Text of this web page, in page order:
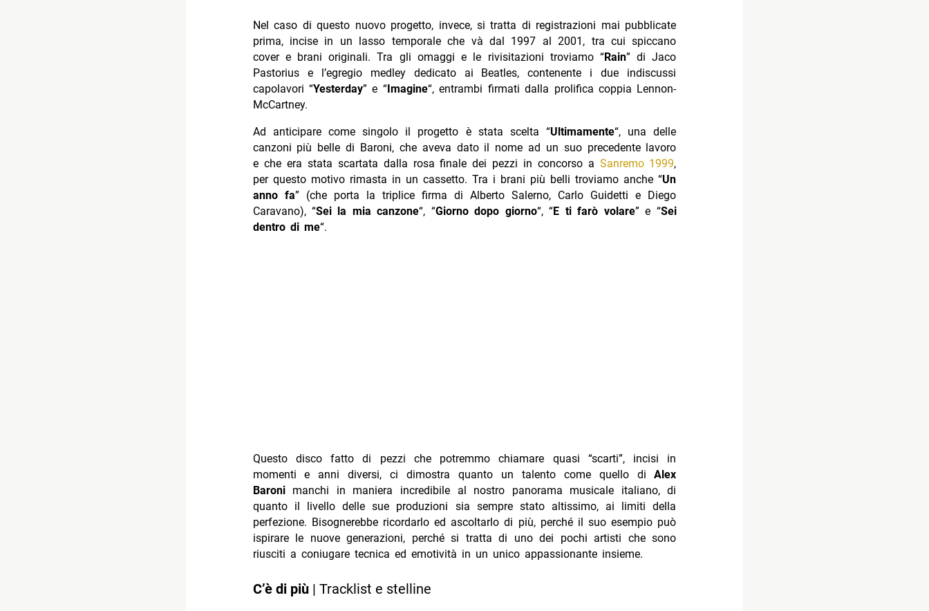
Nel caso di questo nuovo progetto, invece, si tratta di registrazioni mai pubblicate
prima, incise in un lasso temporale che và dal 1997 al 2001, tra cui spiccano
cover e brani originali. Tra gli omaggi e le rivisitazioni troviamo “Rain” di Jaco
Pastorius e l’egregio medley dedicato ai Beatles, contenente i due indiscussi
capolavori “Yesterday” e “Imagine“, entrambi firmati dalla prolifica coppia Lennon-
McCartney.
Ad anticipare come singolo il progetto è stata scelta “Ultimamente“, una delle
canzoni più belle di Baroni, che aveva dato il nome ad un suo precedente lavoro
e che era stata scartata dalla rosa finale dei pezzi in concorso aSanremo 1999,
per questo motivo rimasta in un cassetto. Tra i brani più belli troviamo anche “Un
anno fa” (che porta la triplice firma di Alberto Salerno, Carlo Guidetti e Diego
Caravano), “Sei la mia canzone“, “Giorno dopo giorno“, “E ti farò volare” e “Sei
dentro di me“.
Questo disco fatto di pezzi che potremmo chiamare quasi “scarti”, incisi in
momenti e anni diversi, ci dimostra quanto un talento come quello diAlex
Baronimanchi in maniera incredibile al nostro panorama musicale italiano, di
quanto il livello delle sue produzioni sia sempre stato altissimo, ai limiti della
perfezione. Bisognerebbe ricordarlo ed ascoltarlo di più, perché il suo esempio può
ispirare le nuove generazioni, perché si tratta di uno dei pochi artisti che sono
riusciti a coniugare tecnica ed emotività in un unico appassionante insieme.
C’è di più| Tracklist e stelline